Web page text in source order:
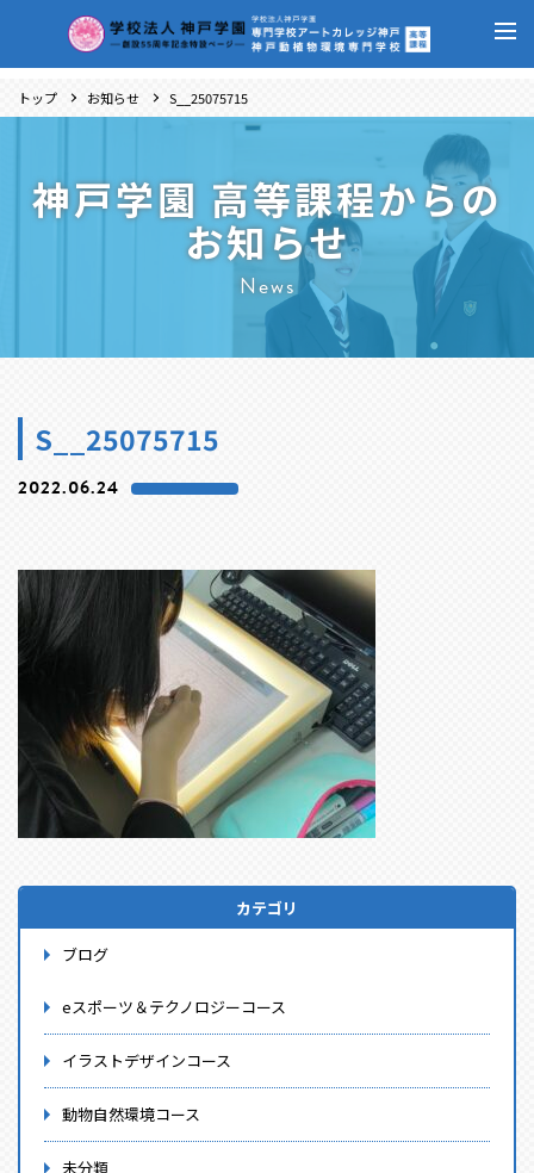
トップ お知らせ S__25075715
神戸学園 高等課程からの
お知らせ
News
S__25075715
2022.06.24
カテゴリ
ブログ
eスポーツ＆テクノロジーコース
イラストデザインコース
動物自然環境コース
未分類